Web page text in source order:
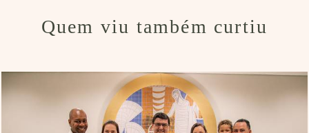
Quem viu também curtiu